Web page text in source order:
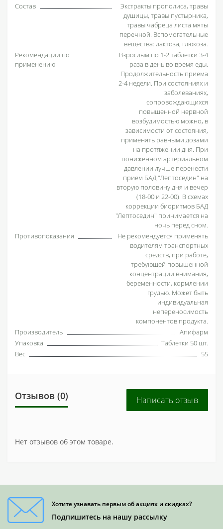
Состав
Экстракты прополиса, травы
душицы, травы пустырника,
травы чабреца листа мяты
перечной. Вспомогательные
вещества: лактоза, глюкоза.
Рекомендации по
применению
Взрослым по 1-2 таблетки 3-4
раза в день во время еды.
Продолжительность приема
2-4 недели. При состояниях и
заболеваниях,
сопровождающихся
повышенной нервной
возбудимостью можно, в
зависимости от состояния,
применять равными дозами
на протяжении дня. При
пониженном артериальном
давлении лучше перенести
прием БАД "Лептоседин" на
вторую половину дня и вечер
(18-00 и 22-00). В схемах
коррекции биоритмов БАД
"Лептоседин" принимается на
ночь перед сном.
Противопоказания
Не рекомендуется применять
водителям транспортных
средств, при работе,
требующей повышенной
концентрации внимания,
беременности, кормлении
грудью. Может быть
индивидуальная
непереносимость
компонентов продукта.
Производитель
Апифарм
Упаковка
Таблетки 50 шт.
Вес
55
Отзывов (0) Написать отзыв
Нет отзывов об этом товаре.
Хотите узнавать первым об акциях и скидках?
Подпишитесь на нашу рассылку